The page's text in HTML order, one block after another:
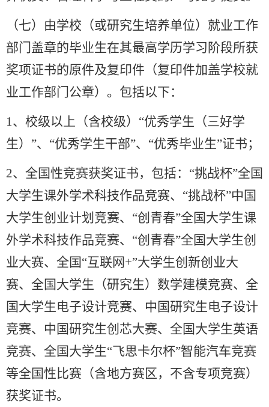
（七）由学校（或研究生培养单位）就业工作
部门盖章的毕业生在其最高学历学习阶段所获
奖项证书的原件及复印件（复印件加盖学校就
业工作部门公章）。包括以下：
1 、校级以上（含校级） “优秀学生（三好学
生） ”、 “优秀学生干部”、 “优秀毕业生”证书；
2、全国性竞赛获奖证书，包括： “挑战杯”全国
大学生课外学术科技作品竞赛、 “挑战杯”中国
大学生创业计划竞赛、 “创青春”全国大学生课
外学术科技作品竞赛、 “创青春”全国大学生创
业大赛、全国“互联网+”大学生创新创业大
赛、全国大学生（研究生）数学建模竞赛、全
国大学生电子设计竞赛、中国研究生电子设计
竞赛、中国研究生创芯大赛、全国大学生英语
竞赛、全国大学生“飞思卡尔杯”智能汽车竞赛
等全国性比赛（含地方赛区，不含专项竞赛）
获奖证书。